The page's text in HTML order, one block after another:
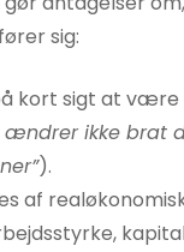
sig:
kort sigt at være
ændrer ikke brat
).
af